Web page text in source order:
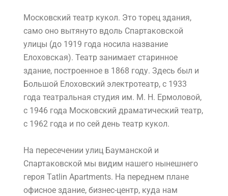
Московский театр кукол. Это торец здания,
само оно вытянуто вдоль Спартаковской
улицы (до 1919 года носила название
Елоховская). Театр занимает старинное
здание, построенное в 1868 году. Здесь был и
Большой Елоховский электротеатр, с 1933
года театральная студия им. М. Н. Ермоловой,
с 1946 года Московский драматический театр,
с 1962 года и по сей день театр кукол.
На пересечении улиц Бауманской и
Спартаковской мы видим нашего нынешнего
героя Tatlin Apartments. На переднем плане
офисное здание, бизнес-центр, куда нам